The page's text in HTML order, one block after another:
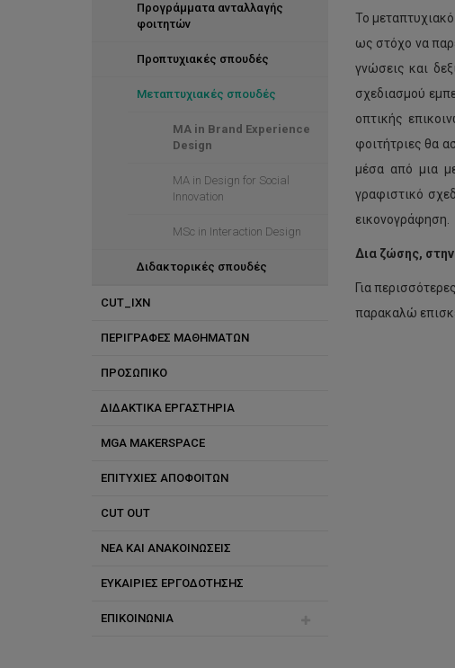
Ερευνητικά Εργαστήρια
Προγράμματα ανταλλαγής
φοιτητών
Προπτυχιακές σπουδές
Μεταπτυχιακές σπουδές
MA in Brand Experience
Design
MA in Design for Social
Innovation
MSc in Interaction Design
Διδακτορικές σπουδές
CUT_IXN
ΠΕΡΙΓΡΑΦΕΣ ΜΑΘΗΜΑΤΩΝ
ΠΡΟΣΩΠΙΚΟ
Διδακτικό Ερευνητικό
ΔΙΔΑΚΤΙΚΑ ΕΡΓΑΣΤΗΡΙΑ
MGA MAKERSPACE
ΕΠΙΤΥΧΙΕΣ ΑΠΟΦΟΙΤΩΝ
CUT OUT
ΝΕΑ ΚΑΙ ΑΝΑΚΟΙΝΩΣΕΙΣ
ΕΥΚΑΙΡΙΕΣ ΕΡΓΟΔΟΤΗΣΗΣ
ΕΠΙΚΟΙΝΩΝΙΑ
Το
ως στόχο να
γνώσεις και
σχεδιασμού
οπτικής
φοιτήτριες θα
μέσα από μια
γραφιστικό
εικονογράφηση.
Δια ζώσης, στην
Για
παρακαλώ